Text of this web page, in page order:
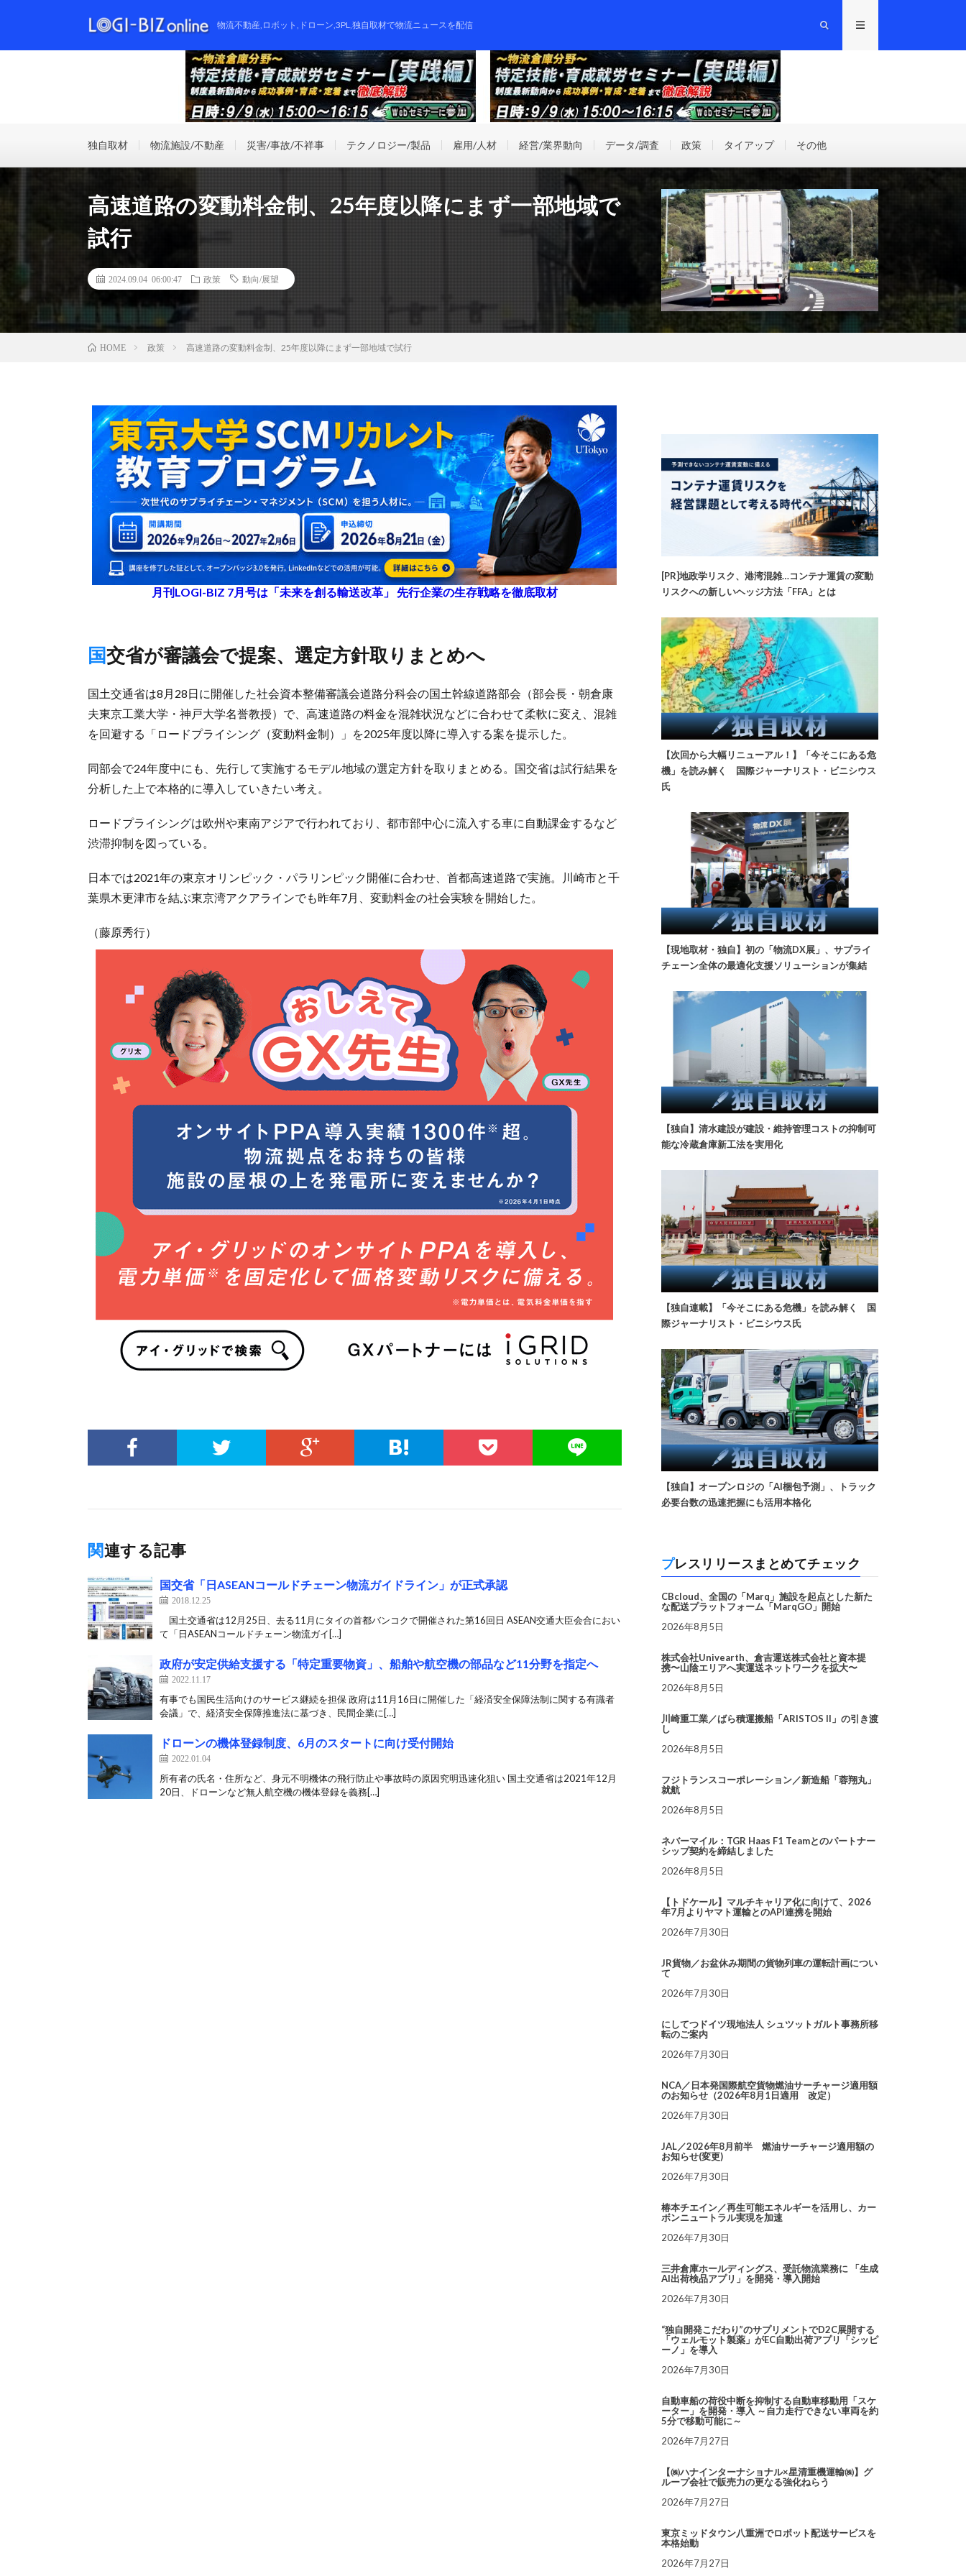
物流不動産,ロボット,ドローン,3PL,独自取材で物流ニュースを配信
独自取材 物流施設/不動産 災害/事故/不祥事 テクノロジー/製品 雇用/人材 経営/業界動向 データ/調査 政策 タイアップ その他
高速道路の変動料金制、25年度以降にまず一部地域で
試行
2024.09.04 06:00:47 政策 動向/展望
HOME 政策 高速道路の変動料金制、25年度以降にまず一部地域で試行
月刊LOGI-BIZ 7月号は「未来を創る輸送改革」 先行企業の生存戦略を徹底取材
国交省が審議会で提案、選定方針取りまとめへ
国土交通省は8月28日に開催した社会資本整備審議会道路分科会の国土幹線道路部会（部会長・朝倉康
夫東京工業大学・神戸大学名誉教授）で、高速道路の料金を混雑状況などに合わせて柔軟に変え、混雑
を回避する「ロードプライシング（変動料金制）」を2025年度以降に導入する案を提示した。
同部会で24年度中にも、先行して実施するモデル地域の選定方針を取りまとめる。国交省は試行結果を
分析した上で本格的に導入していきたい考え。
ロードプライシングは欧州や東南アジアで行われており、都市部中心に流入する車に自動課金するなど
渋滞抑制を図っている。
日本では2021年の東京オリンピック・パラリンピック開催に合わせ、首都高速道路で実施。川崎市と千
葉県木更津市を結ぶ東京湾アクアラインでも昨年7月、変動料金の社会実験を開始した。
（藤原秀行）
関連する記事
国交省「日ASEANコールドチェーン物流ガイドライン」が正式承認
2018.12.25
国土交通省は12月25日、去る11月にタイの首都バンコクで開催された第16回日 ASEAN交通大臣会合におい
て「日ASEANコールドチェーン物流ガイ[…]
政府が安定供給支援する「特定重要物資」、船舶や航空機の部品など11分野を指定へ
2022.11.17
有事でも国民生活向けのサービス継続を担保 政府は11月16日に開催した「経済安全保障法制に関する有識者
会議」で、経済安全保障推進法に基づき、民間企業に[…]
ドローンの機体登録制度、6月のスタートに向け受付開始
2022.01.04
所有者の氏名・住所など、身元不明機体の飛行防止や事故時の原因究明迅速化狙い 国土交通省は2021年12月
20日、ドローンなど無人航空機の機体登録を義務[…]
[PR]地政学リスク、港湾混雑…コンテナ運賃の変動
リスクへの新しいヘッジ方法「FFA」とは
【次回から大幅リニューアル！】「今そこにある危
機」を読み解く 国際ジャーナリスト・ビニシウス
氏
【現地取材・独自】初の「物流DX展」、サプライ
チェーン全体の最適化支援ソリューションが集結
【独自】清水建設が建設・維持管理コストの抑制可
能な冷蔵倉庫新工法を実用化
【独自連載】「今そこにある危機」を読み解く 国
際ジャーナリスト・ビニシウス氏
【独自】オープンロジの「AI梱包予測」、トラック
必要台数の迅速把握にも活用本格化
プレスリリースまとめてチェック
CBcloud、全国の「Marq」施設を起点とした新た
な配送プラットフォーム「MarqGO」開始
2026年8月5日
株式会社Univearth、倉吉運送株式会社と資本提
携〜山陰エリアへ実運送ネットワークを拡大〜
2026年8月5日
川崎重工業／ばら積運搬船「ARISTOS II」の引き渡
し
2026年8月5日
フジトランスコーポレーション／新造船「蓉翔丸」
就航
2026年8月5日
ネバーマイル：TGR Haas F1 Teamとのパートナー
シップ契約を締結しました
2026年8月5日
【トドケール】マルチキャリア化に向けて、2026
年7月よりヤマト運輸とのAPI連携を開始
2026年7月30日
JR貨物／お盆休み期間の貨物列車の運転計画につい
て
2026年7月30日
にしてつドイツ現地法人 シュツットガルト事務所移
転のご案内
2026年7月30日
NCA／日本発国際航空貨物燃油サーチャージ適用額
のお知らせ（2026年8月1日適用 改定）
2026年7月30日
JAL／2026年8月前半 燃油サーチャージ適用額の
お知らせ(変更)
2026年7月30日
椿本チエイン／再生可能エネルギーを活用し、カー
ボンニュートラル実現を加速
2026年7月30日
三井倉庫ホールディングス、受託物流業務に 「生成
AI出荷検品アプリ」を開発・導入開始
2026年7月30日
“独自開発こだわり”のサプリメントでD2C展開する
「ウェルモット製薬」がEC自動出荷アプリ「シッピ
ーノ」を導入
2026年7月30日
自動車船の荷役中断を抑制する自動車移動用「スケ
ーター」を開発・導入 ～自力走行できない車両を約
5分で移動可能に～
2026年7月27日
【㈱ハナインターナショナル×星清重機運輸㈱】グ
ループ会社で販売力の更なる強化ねらう
2026年7月27日
東京ミッドタウン八重洲でロボット配送サービスを
本格始動
2026年7月27日